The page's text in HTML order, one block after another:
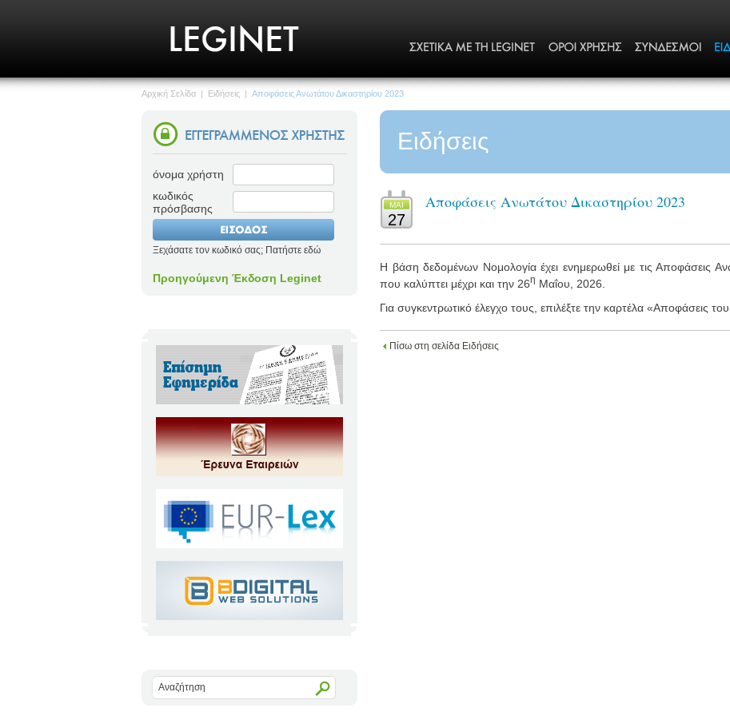
Αρχική Σελίδα | Ειδήσεις | Αποφάσεις Ανωτάτου Δικαστηρίου 2023
όνομα χρήστη
κωδικός
πρόσβασης
Ξεχάσατε τον κωδικό σας; Πατήστε εδώ
Προηγούμενη Έκδοση Leginet
Ειδήσεις
MΑΙ
27
Αποφάσεις Ανωτάτου Δικαστηρίου 2023
Η βάση δεδομένων Νομολογία έχει ενημερωθεί με τις Αποφάσεις
που καλύπτει μέχρι και την 26η Μαΐου, 2026.
Για συγκεντρωτικό έλεγχο τους, επιλέξτε την καρτέλα «Αποφάσεις
Πίσω στη σελίδα Ειδήσεις